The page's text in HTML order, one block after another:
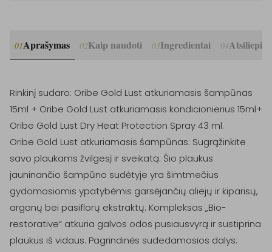
01Aprašymas 02Kaip naudoti 03Ingredientai 04
Rinkinį sudaro: Oribe Gold Lust atkuriamasis šampūnas
15ml + Oribe Gold Lust atkuriamasis kondicionierius 15ml+
Oribe Gold Lust Dry Heat Protection Spray 43 ml.
Oribe Gold Lust atkuriamasis šampūnas: Sugrąžinkite
savo plaukams žvilgesį ir sveikatą. Šio plaukus
jauninančio šampūno sudėtyje yra šimtmečius
gydomosiomis ypatybėmis garsėjančių aliejų ir kiparisų,
arganų bei pasiflorų ekstraktų. Kompleksas „Bio-
restorative“ atkuria galvos odos pusiausvyrą ir sustiprina
plaukus iš vidaus. Pagrindinės sudedamosios dalys: